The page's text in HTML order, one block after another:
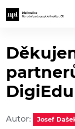
Autor: Josef